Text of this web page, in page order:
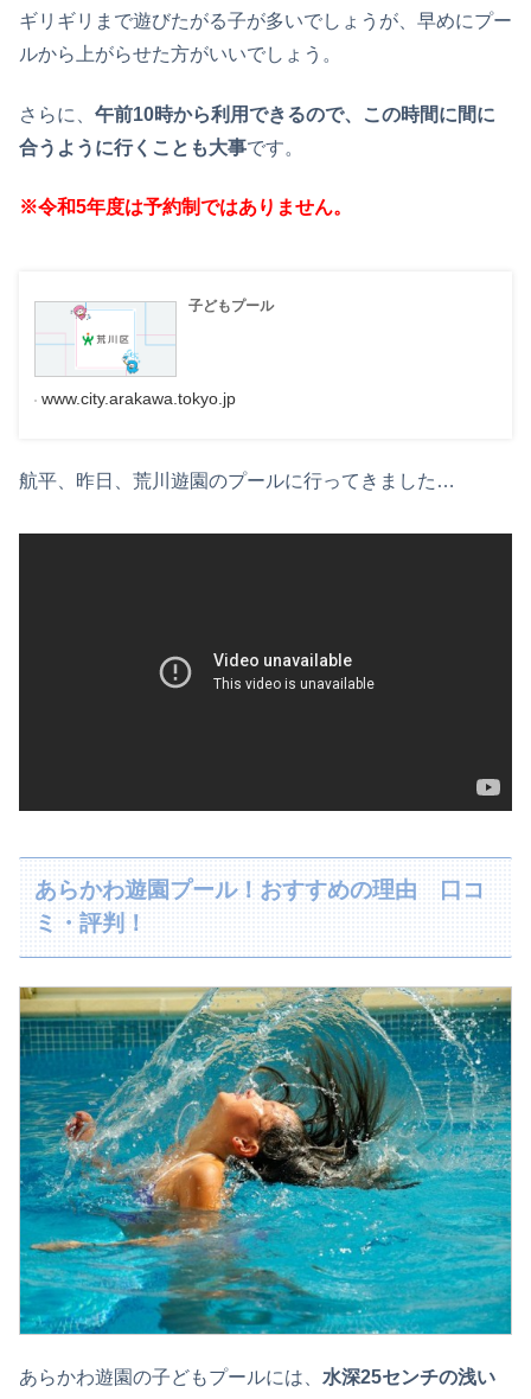
ギリギリまで遊びたがる子が多いでしょうが、早めにプー
ルから上がらせた方がいいでしょう。
さらに、 午前10時から利用できるので、この時間に間に
合うように行くことも大事です。
※令和5年度は予約制ではありません。
子どもプール
www.city.arakawa.tokyo.jp
航平、昨日、荒川遊園のプールに行ってきました…
あらかわ遊園プール！おすすめの理由 口コ
ミ・評判！
あらかわ遊園の子どもプールには、 水深25センチの浅い